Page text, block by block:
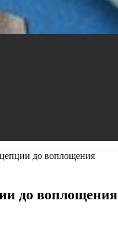
до воплощения
до воплощения